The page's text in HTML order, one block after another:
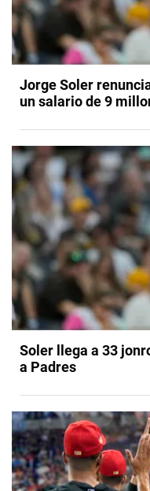
Jorge Soler
un salario de 9
Soler llega a 33
a Padres